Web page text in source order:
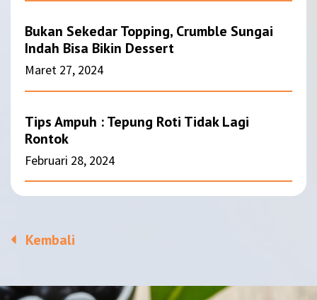
Bukan Sekedar Topping, Crumble Sungai
Indah Bisa Bikin Dessert
Maret 27, 2024
Tips Ampuh : Tepung Roti Tidak Lagi
Rontok
Februari 28, 2024
Kembali